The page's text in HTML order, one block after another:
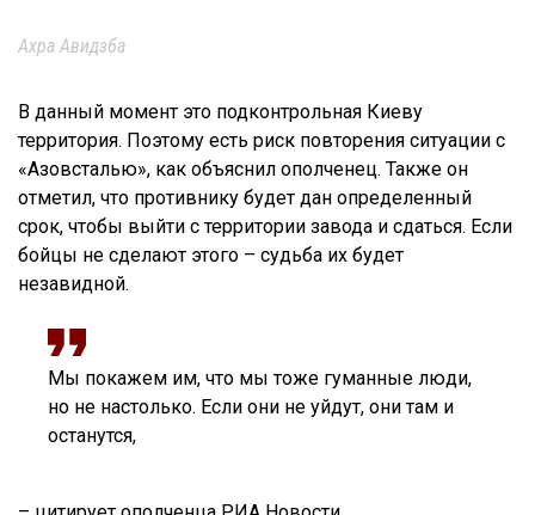
Ахра Авидзба
В данный момент это подконтрольная Киеву
территория. Поэтому есть риск повторения ситуации с
«Азовсталью», как объяснил ополченец. Также он
отметил, что противнику будет дан определенный
срок, чтобы выйти с территории завода и сдаться. Если
бойцы не сделают этого – судьба их будет
незавидной.
Мы покажем им, что мы тоже гуманные люди,
но не настолько. Если они не уйдут, они там и
останутся,